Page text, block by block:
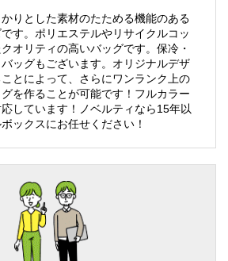
りとした素材のたためる機能のある
す。ポリエステルやリサイクルコッ
オリティの高いバッグです。保冷・
ッグもございます。オリジナルデザ
とによって、さらにワンランク上の
を作ることが可能です！フルカラー
しています！ノベルティなら15年以
ックスにお任せください！